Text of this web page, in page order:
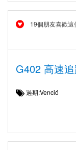
19個朋友喜歡這
G402 高速
過期:Venció